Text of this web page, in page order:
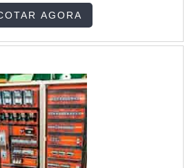
alguns modelos de painel elétrico
que servem para distribuir e
AGORA